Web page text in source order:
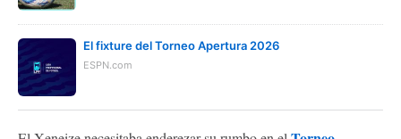
El fixture del Torneo Apertura 2026
ESPN.com